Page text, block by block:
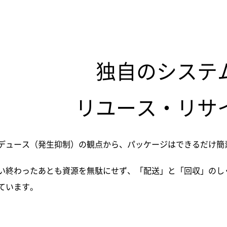
独自のシステ
リユース・リサ
ュース（発生抑制）の観点から、パッケージはできるだけ
終わったあとも資源を無駄にせず、「配送」と「回収」の
います。